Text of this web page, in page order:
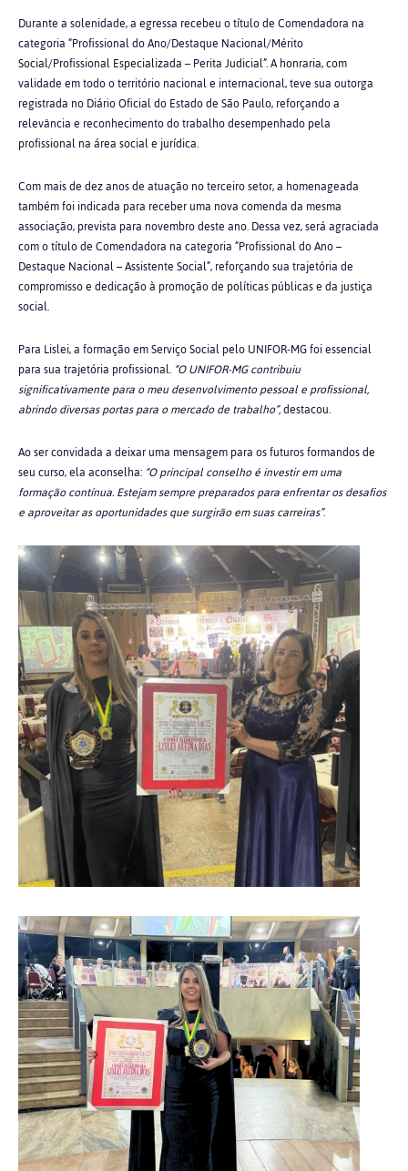
Durante a solenidade, a egressa recebeu o título de Comendadora na
categoria “Profissional do Ano/Destaque Nacional/Mérito
Social/Profissional Especializada – Perita Judicial”. A honraria, com
validade em todo o território nacional e internacional, teve sua outorga
registrada no Diário Oficial do Estado de São Paulo, reforçando a
relevância e reconhecimento do trabalho desempenhado pela
profissional na área social e jurídica.
Com mais de dez anos de atuação no terceiro setor, a homenageada
também foi indicada para receber uma nova comenda da mesma
associação, prevista para novembro deste ano. Dessa vez, será agraciada
com o título de Comendadora na categoria “Profissional do Ano –
Destaque Nacional – Assistente Social”, reforçando sua trajetória de
compromisso e dedicação à promoção de políticas públicas e da justiça
social.
Para Lislei, a formação em Serviço Social pelo UNIFOR-MG foi essencial
para sua trajetória profissional. “O UNIFOR-MG contribuiu
significativamente para o meu desenvolvimento pessoal e profissional,
abrindo diversas portas para o mercado de trabalho”,destacou.
Ao ser convidada a deixar uma mensagem para os futuros formandos de
seu curso, ela aconselha: “O principal conselho é investir em uma
formação contínua. Estejam sempre preparados para enfrentar os desafios
e aproveitar as oportunidades que surgirão em suas carreiras”.